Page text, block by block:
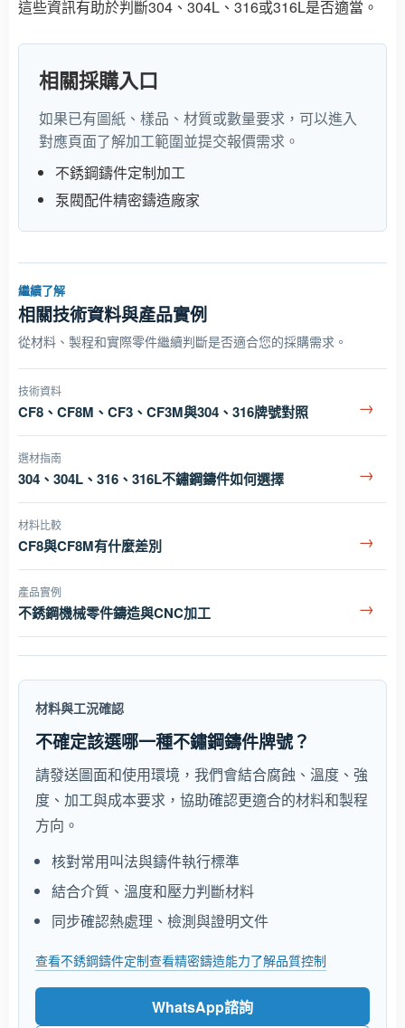
這些資訊有助於判斷304、304L、316或316L是否適當。
相關採購入口
如果已有圖紙、樣品、材質或數量要求，可以進入
對應頁面了解加工範圍並提交報價需求。
不銹鋼鑄件定制加工
泵閥配件精密鑄造廠家
繼續了解
相關技術資料與產品實例
從材料、製程和實際零件繼續判斷是否適合您的採購需求。
技術資料
CF8、CF8M、CF3、CF3M與304、316牌號對照 →
選材指南
304、304L、316、316L不鏽鋼鑄件如何選擇 →
材料比較
CF8與CF8M有什麼差別 →
產品實例
不銹鋼機械零件鑄造與CNC加工 →
材料與工況確認
不確定該選哪一種不鏽鋼鑄件牌號？
請發送圖面和使用環境，我們會結合腐蝕、溫度、強
度、加工與成本要求，協助確認更適合的材料和製程
方向。
核對常用叫法與鑄件執行標準
結合介質、溫度和壓力判斷材料
同步確認熱處理、檢測與證明文件
查看不銹鋼鑄件定制查看精密鑄造能力了解品質控制
WhatsApp諮詢